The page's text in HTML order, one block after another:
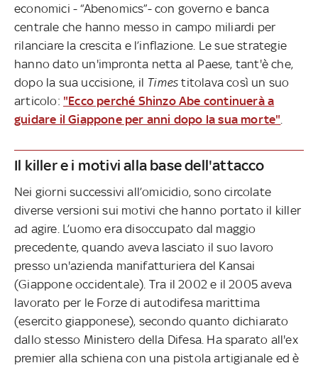
economici - “Abenomics”- con governo e banca
centrale che hanno messo in campo miliardi per
rilanciare la crescita e l’inflazione. Le sue strategie
hanno dato un'impronta netta al Paese, tant'è che,
dopo la sua uccisione, il Times titolava così un suo
articolo: "Ecco perché Shinzo Abe continuerà a
guidare il Giappone per anni dopo la sua morte"
Il killer e i motivi alla base dell'attacco
Nei giorni successivi all’omicidio, sono circolate
diverse versioni sui motivi che hanno portato il killer
ad agire. L’uomo era disoccupato dal maggio
precedente, quando aveva lasciato il suo lavoro
presso un'azienda manifatturiera del Kansai
(Giappone occidentale). Tra il 2002 e il 2005 aveva
lavorato per le Forze di autodifesa marittima
(esercito giapponese), secondo quanto dichiarato
dallo stesso Ministero della Difesa. Ha sparato all'ex
premier alla schiena con una pistola artigianale ed è